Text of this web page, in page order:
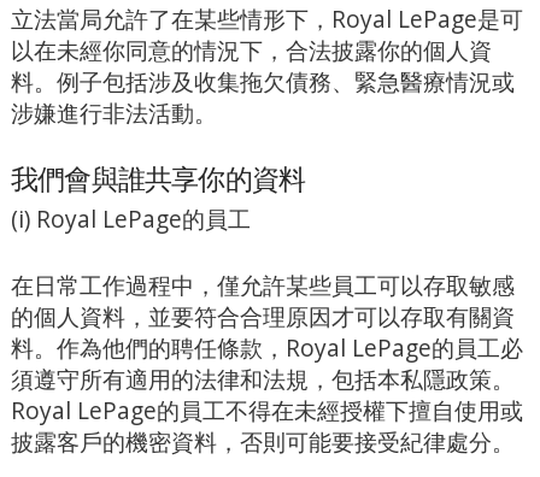
立法當局允許了在某些情形下，Royal LePage是可
以在未經你同意的情況下，合法披露你的個人資
料。例子包括涉及收集拖欠債務、緊急醫療情況或
涉嫌進行非法活動。
我們會與誰共享你的資料
(i) Royal LePage的員工
在日常工作過程中，僅允許某些員工可以存取敏感
的個人資料，並要符合合理原因才可以存取有關資
料。作為他們的聘任條款，Royal LePage的員工必
須遵守所有適用的法律和法規，包括本私隱政策。
Royal LePage的員工不得在未經授權下擅自使用或
披露客戶的機密資料，否則可能要接受紀律處分。